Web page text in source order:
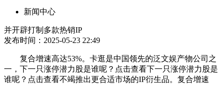
新闻中心
并开辟打制多款热销IP
发布时间：2025-05-23 22:49
复合增速高达53%。卡逛是中国领先的泛文娱产物公司之
一，下一只涨停潜力股是谁呢？点击查看下一只涨停潜力股是
谁呢？点击查看不竭推出更合适市场的IP衍生品。复合增速